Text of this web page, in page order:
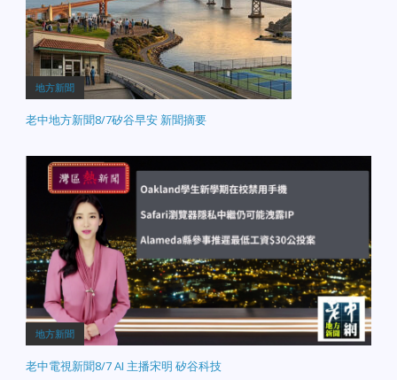
地方新聞
老中地方新聞8/7矽谷早安 新聞摘要
地方新聞
老中電視新聞8/7 AI 主播宋明 矽谷科技